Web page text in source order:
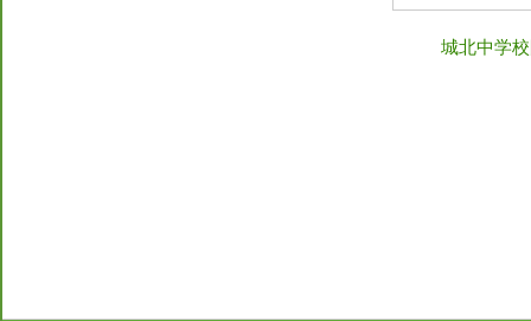
城北中学